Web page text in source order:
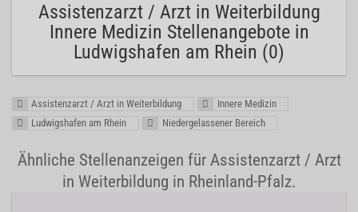
Assistenzarzt / Arzt in Weiterbildung
Innere Medizin Stellenangebote in
Ludwigshafen am Rhein (0)
Assistenzarzt / Arzt in Weiterbildung
Innere Medizin
Ludwigshafen am Rhein
Niedergelassener Bereich
Ähnliche Stellenanzeigen für Assistenzarzt / Arzt
in Weiterbildung in Rheinland-Pfalz.